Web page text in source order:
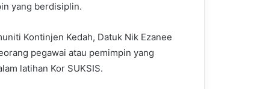
yang berdisiplin.
Kontinjen Kedah, Datuk Nik Ezanee
pegawai atau pemimpin yang
latihan Kor SUKSIS.